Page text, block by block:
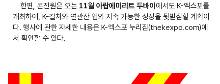
한편, 콘진원은 오는 11월 아랍에미리트 두바이에서도 K-엑스포를
개최하여, K-컬처와 연관산 업의 지속 가능한 성장을 뒷받침할 계획이
다. 행사에 관한 자세한 내용은 K-엑스포 누리집(thekexpo.com)에
서 확인할 수 있다.